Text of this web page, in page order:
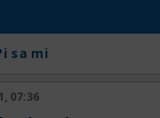
sa mi
07:36